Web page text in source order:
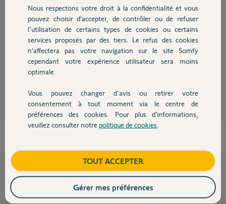
Chauffage
Autres produits
Devis avec un pro
Contact
Réponses
Bonjour,
N'importe quel feu avec lampe de 24 V 15 W maxi.
Questions liées
Nous respectons votre droit à la confidentialité et vous
pouvez choisir d’accepter, de contrôler ou de refuser
l'utilisation de certains types de cookies ou certains
services proposés par des tiers. Le refus des cookies
n’affectera pas votre navigation sur le site Somfy
cependant votre expérience utilisateur sera moins
optimale.
Vous pouvez changer d'avis ou retirer votre
consentement à tout moment via le centre de
préférences des cookies. Pour plus d’informations,
veuillez consulter notre politique de cookies
TOUT ACCEPTER
Gérer mes préférences